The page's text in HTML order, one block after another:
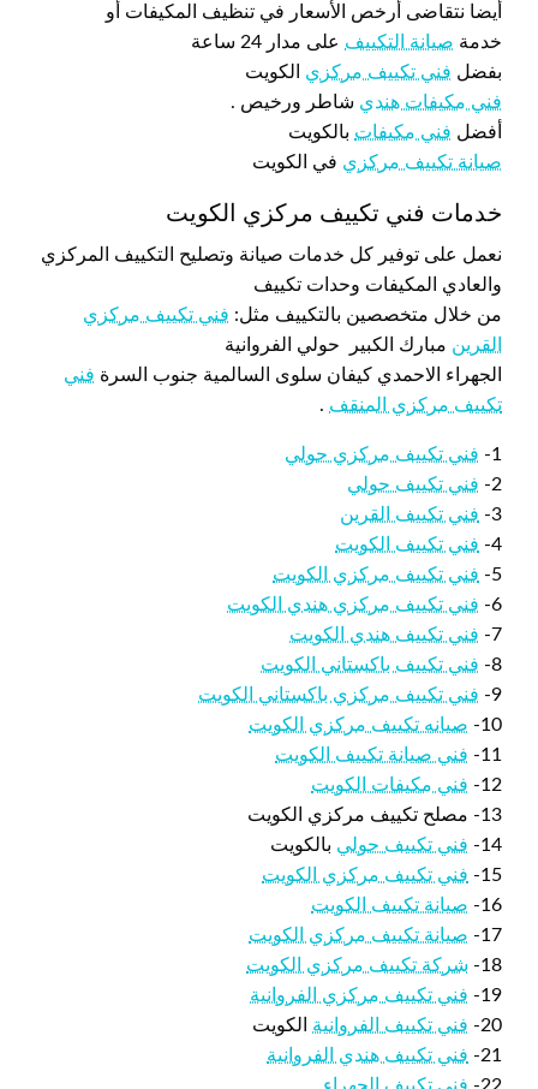
أيضا نتقاضى أرخص الأسعار في تنظيف المكيفات أو
خدمة صيانة التكييف على مدار 24 ساعة
بفضل فني تكييف مركزي الكويت
فني مكيفات هندي شاطر ورخيص .
أفضل فني مكيفات بالكويت
صيانة تكييف مركزي في الكويت
خدمات فني تكييف مركزي الكويت
نعمل على توفير كل خدمات صيانة وتصليح التكييف المركزي
والعادي المكيفات وحدات تكييف
من خلال متخصصين بالتكييف مثل: فني تكييف مركزي
القرين مبارك الكبير حولي الفروانية
الجهراء الاحمدي كيفان سلوى السالمية جنوب السرة فني
تكييف مركزي المنقف .
1-
فني تكييف مركزي حولي
2-
فني تكييف حولي
3-
فني تكييف القرين
4-
فني تكييف الكويت
5-
فني تكييف مركزي الكويت
6-
فني تكييف مركزي هندي الكويت
7-
فني تكييف هندي الكويت
8-
فني تكييف باكستاني الكويت
9-
فني تكييف مركزي باكستاني الكويت
10-
صيانه تكييف مركزي الكويت
11-
فني صيانة تكييف الكويت
12-
فني مكيفات الكويت
13- مصلح تكييف مركزي الكويت
14-
فني تكييف حولي بالكويت
15-
فني تكييف مركزي الكويت
16-
صيانة تكييف الكويت
17-
صيانة تكييف مركزي الكويت
18-
شركة تكييف مركزي الكويت
19-
فني تكييف مركزي الفروانية
20-
فني تكييف الفروانية الكويت
21-
فني تكييف هندي الفروانية
22-
فني تكييف الجهراء